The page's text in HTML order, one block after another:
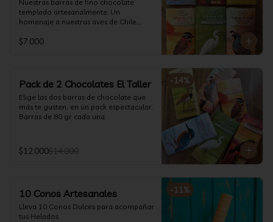
Nuestras barras de fino chocolate
templado artesanalmente. Un
homenaje a nuestras aves de Chile.
$7.000
-14%
Pack de 2 Chocolates El Taller
Elige las dos barras de chocolate que
más te gusten, en un pack espectacular.
Barras de 80 gr cada una.
$12.000$14.000
-11%
10 Conos Artesanales
Lleva 10 Conos Dulces para acompañar
tus Helados